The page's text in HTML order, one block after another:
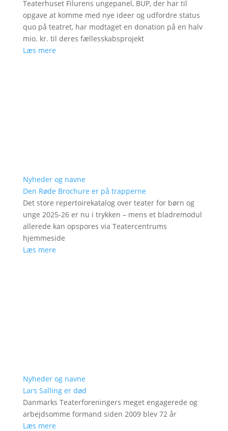
Teaterhuset Filurens ungepanel, BUP, der har til
opgave at komme med nye ideer og udfordre status
quo på teatret, har modtaget en donation på en halv
mio. kr. til deres fællesskabsprojekt
Læs mere
Nyheder og navne
Den Røde Brochure er på trapperne
Det store repertoirekatalog over teater for børn og
unge 2025-26 er nu i trykken – mens et bladremodul
allerede kan opspores via Teatercentrums
hjemmeside
Læs mere
Nyheder og navne
Lars Salling er død
Danmarks Teaterforeningers meget engagerede og
arbejdsomme formand siden 2009 blev 72 år
Læs mere